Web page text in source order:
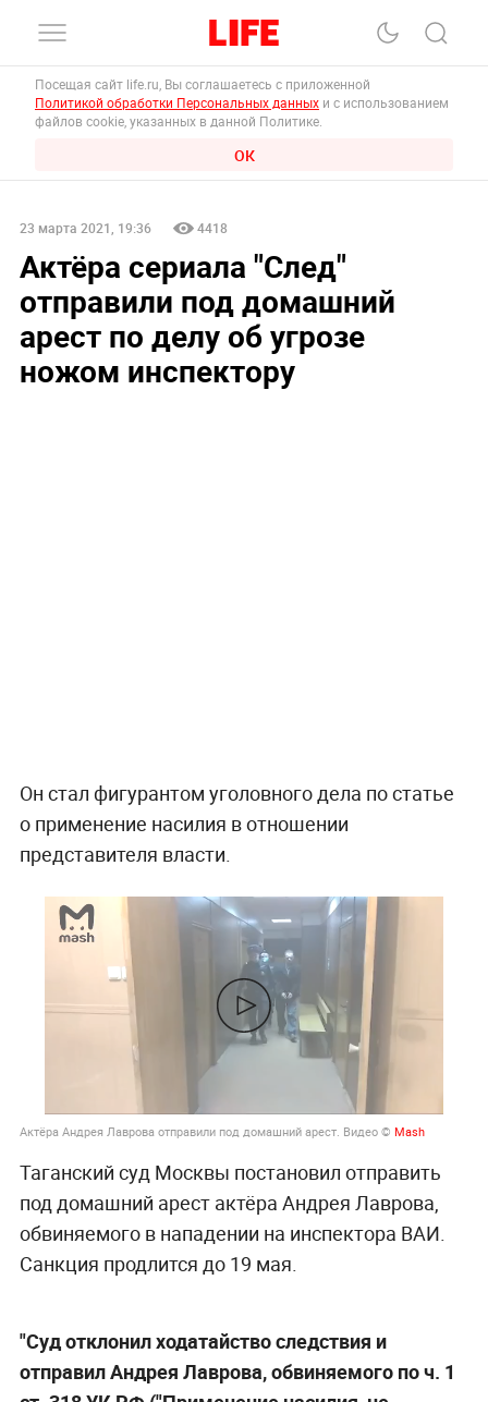
Посещая сайт life.ru, Вы соглашаетесь с приложенной
Политикой обработки Персональных данных и с использованием
файлов cookie, указанных в данной Политике.
ОК
23 марта 2021, 19:36 4418
Актёра сериала "След"
отправили под домашний
арест по делу об угрозе
ножом инспектору
Он стал фигурантом уголовного дела по статье
о применение насилия в отношении
представителя власти.
Актёра Андрея Лаврова отправили под домашний арест. Видео © Mash
Таганский суд Москвы постановил отправить
под домашний арест актёра Андрея Лаврова,
обвиняемого в нападении на инспектора ВАИ.
Санкция продлится до 19 мая.
"Суд отклонил ходатайство следствия и
отправил Андрея Лаврова, обвиняемого по ч. 1